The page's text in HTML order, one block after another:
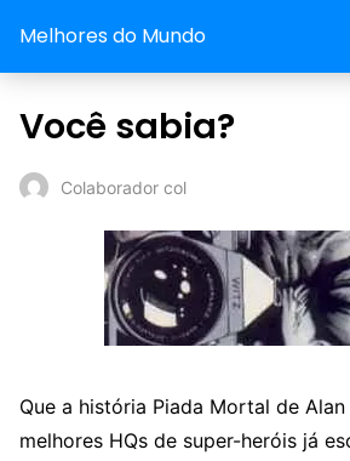
Melhores do Mundo
Você sabia?
Colaborador col
Que a história Piada Mortal de
melhores HQs de super-heróis já